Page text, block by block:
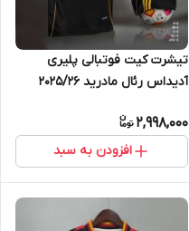
تیشرت کیت فوتبالی پلیری
آدیداس رئال مادرید 2025/26
MADRID 2025/26 2XL
2,998,000
افزودن به سبد